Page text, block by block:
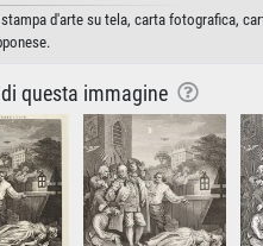
d'arte su tela, carta fotografica,
questa immagine